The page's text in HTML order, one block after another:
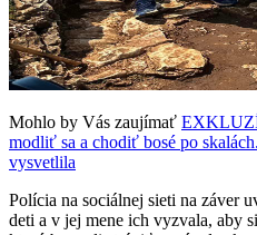
Mohlo by Vás zaujímať
modliť sa a chodiť bosé po
vysvetlila
Polícia na sociálnej sieti na záver
deti a v jej mene ich vyzvala, aby